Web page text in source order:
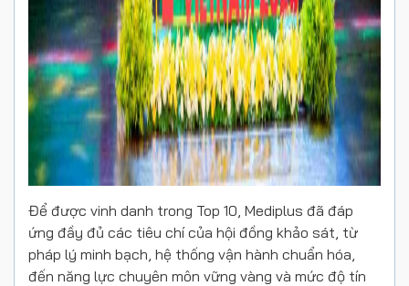
Để được vinh danh trong Top 10, Mediplus đã đáp
ứng đầy đủ các tiêu chí của hội đồng khảo sát, từ
pháp lý minh bạch, hệ thống vận hành chuẩn hóa,
đến năng lực chuyên môn vững vàng và mức độ tín